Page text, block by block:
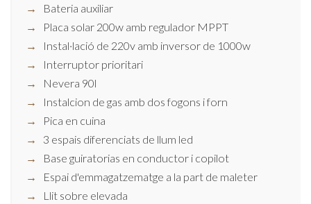
Bateria auxiliar
Placa solar 200w amb regulador MPPT
Instal·lació de 220v amb inversor de 1000w
Interruptor prioritari
Nevera 90l
Instalcion de gas amb dos fogons i forn
Pica en cuina
3 espais diferenciats de llum led
Base guiratorias en conductor i copilot
Espai d'emmagatzematge a la part de maleter
Llit sobre elevada